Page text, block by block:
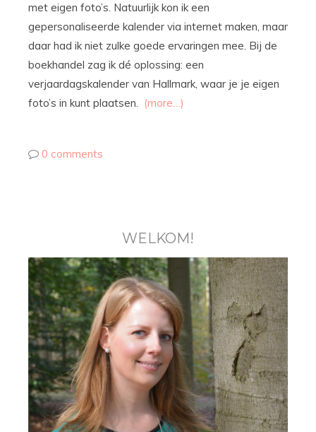
met eigen foto’s. Natuurlijk kon ik een
gepersonaliseerde kalender via internet maken, maar
daar had ik niet zulke goede ervaringen mee. Bij de
boekhandel zag ik dé oplossing: een
verjaardagskalender van Hallmark, waar je je eigen
foto’s in kunt plaatsen. (more…)
0 comments
WELKOM!